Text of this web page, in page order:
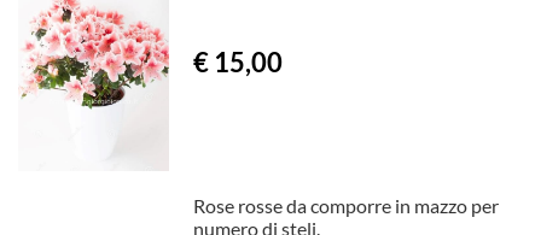
€ 15,00
Rose rosse da comporre in mazzo per
numero di steli.